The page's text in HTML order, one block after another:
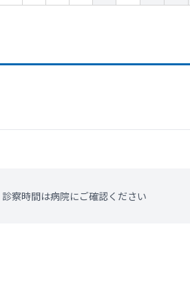
診察時間は病院にご確認ください